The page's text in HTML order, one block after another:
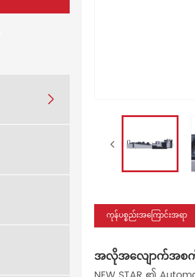

ကုန်ပစ္စည်းအကြောင်းအရာ
အလိုအလျောက်အစက်